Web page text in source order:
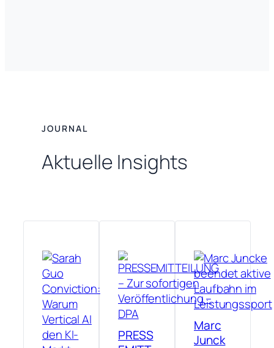
JOURNAL
Aktuelle Insights
PRESS
Marc
Junck